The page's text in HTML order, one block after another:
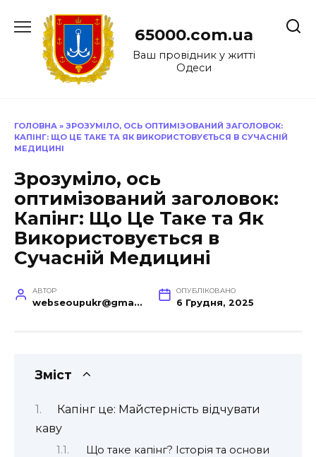
до
65000.com.ua
Ваш провідник у житті
Одеси
ГОЛОВНА » ЗРОЗУМІЛО, ОСЬ ОПТИМІЗОВАНИЙ ЗАГОЛОВОК:
КАПІНГ: ЩО ЦЕ ТАКЕ ТА ЯК ВИКОРИСТОВУЄТЬСЯ В СУЧАСНІЙ
МЕДИЦИНІ
Зрозуміло, ось
оптимізований заголовок:
Капінг: Що Це Таке та Як
Використовується в
Сучасній Медицині
АВТОР
webseoupukr@gmail.com
ОПУБЛІКОВАНО
6 Грудня, 2025
Зміст
Капінг це: Майстерність відчувати
каву
Що таке капінг? Історія та основи